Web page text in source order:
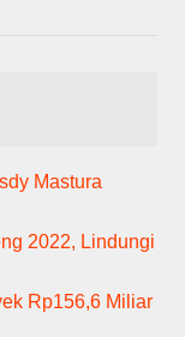
Mastura
2022, Lindungi
Rp156,6 Miliar